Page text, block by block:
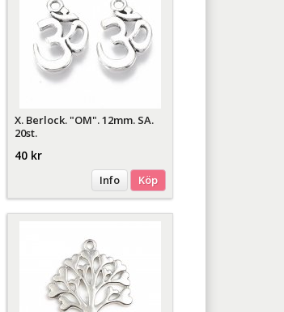
X. Berlock. "OM". 12mm. SA.
20st.
40 kr
Info Köp